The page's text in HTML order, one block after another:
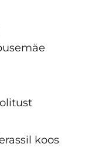
koos